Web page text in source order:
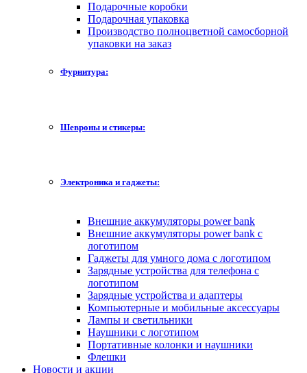
Подарочные коробки
Подарочная упаковка
Производство полноцветной самосборной
упаковки на заказ
Фурнитура:
Шевроны и стикеры:
Электроника и гаджеты:
Внешние аккумуляторы power bank
Внешние аккумуляторы power bank с
логотипом
Гаджеты для умного дома с логотипом
Зарядные устройства для телефона с
логотипом
Зарядные устройства и адаптеры
Компьютерные и мобильные аксессуары
Лампы и светильники
Наушники с логотипом
Портативные колонки и наушники
Флешки
Новости и акции